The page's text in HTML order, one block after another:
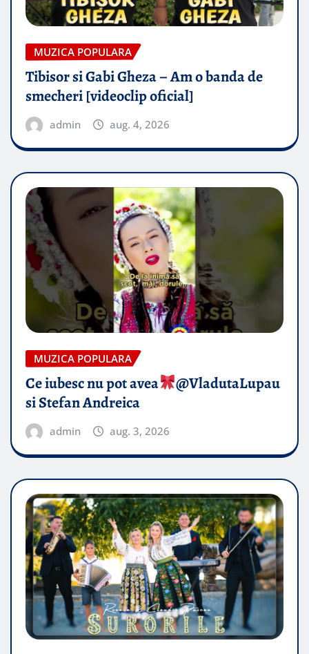
MUZICA POPULARA
Tibisor si Gabi Gheza – Am o banda de
smecheri [videoclip oficial]
admin aug. 4, 2026
MUZICA POPULARA
Ce iubesc nu pot avea
​@VladutaLupau
si Stefan Andreica
admin aug. 3, 2026